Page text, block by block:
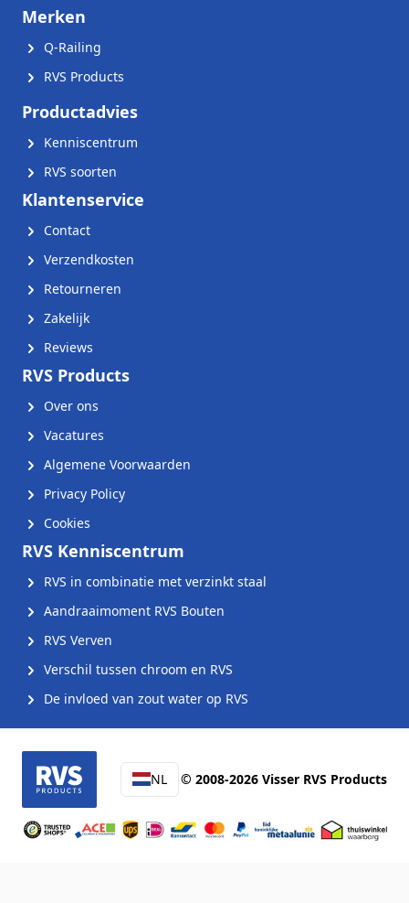
Merken
Q-Railing
RVS Products
Productadvies
Kenniscentrum
RVS soorten
Klantenservice
Contact
Verzendkosten
Retourneren
Zakelijk
Reviews
RVS Products
Over ons
Vacatures
Algemene Voorwaarden
Privacy Policy
Cookies
RVS Kenniscentrum
RVS in combinatie met verzinkt staal
Aandraaimoment RVS Bouten
RVS Verven
Verschil tussen chroom en RVS
De invloed van zout water op RVS
NL © 2008-2026 Visser RVS Products